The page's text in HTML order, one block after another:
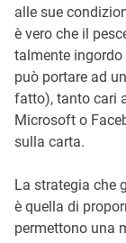
alle sue
è vero che il
talmente ingordo
può portare ad
fatto), tanto cari
Microsoft o
sulla carta.
La strategia che
è quella di
permettono una